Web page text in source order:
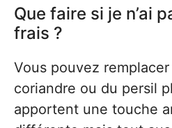
Que faire si je n’ai
frais ?
Vous pouvez
coriandre ou du persil
apportent une touche